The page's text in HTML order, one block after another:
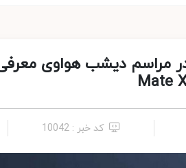
مراسم دیشب هواوی
کد خبر : 10042